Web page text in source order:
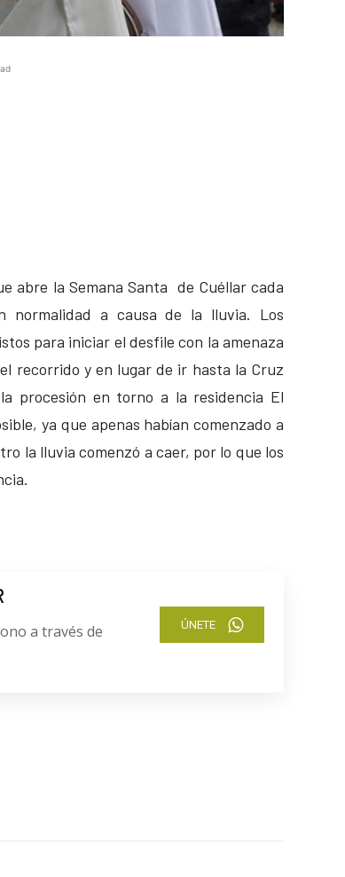
abre la Semana Santa de Cuéllar cada
normalidad a causa de la lluvia. Los
para iniciar el desfile con la amenaza
recorrido y en lugar de ir hasta la Cruz
procesión en torno a la residencia El
ya que apenas habían comenzado a
la lluvia comenzó a caer, por lo que los
a través de
ÚNETE